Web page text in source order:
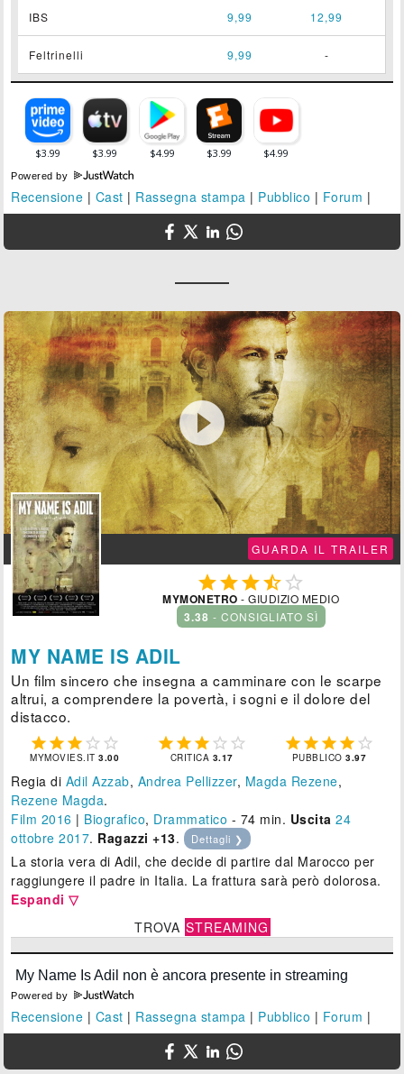
IBS 9,99 12,99
Feltrinelli 9,99 -
Powered by
Recensione | Cast | Rassegna stampa | Pubblico | Forum |

GUARDA IL TRAILER
 
MYMONETRO - GIUDIZIO MEDIO
3.38 - CONSIGLIATO SÌ
MY NAME IS ADIL
Un film sincero che insegna a camminare con le scarpe
altrui, a comprendere la povertà, i sogni e il dolore del
distacco.
    
MYMOVIES.IT3.00
    
CRITICA 3.17
    
PUBBLICO3.97
Regia di Adil Azzab, Andrea Pellizzer, Magda Rezene,
Rezene Magda.
Film 2016 | Biografico, Drammatico - 74 min. Uscita 24
ottobre 2017. Ragazzi +13. Dettagli ❯
La storia vera di Adil, che decide di partire dal Marocco per
raggiungere il padre in Italia. La frattura sarà però dolorosa.
Espandi ▽
TROVA STREAMING
Powered by
Recensione | Cast | Rassegna stampa | Pubblico | Forum |